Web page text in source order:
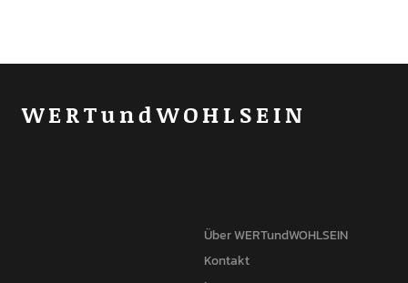
WERTundWOHLSEIN
Über WERTundWOHLSEIN
Kontakt